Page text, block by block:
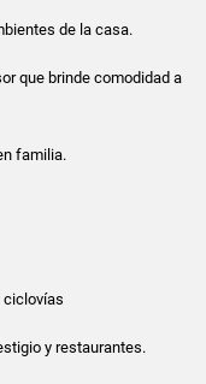
de la casa.
que brinde comodidad a
familia.
ciclovías
y restaurantes.